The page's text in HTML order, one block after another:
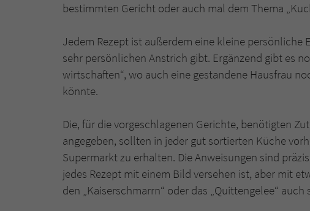
bestimmten Gericht oder auch mal dem Thema
Jedem Rezept ist außerdem eine kleine
sehr persönlichen Anstrich gibt. Ergänzend gibt es
wirtschaften“, wo auch eine gestandene Hausfrau
könnte.
Die, für die vorgeschlagenen Gerichte, benötigten
angegeben, sollten in jeder gut sortierten Küche
Supermarkt zu erhalten. Die Anweisungen sind
jedes Rezept mit einem Bild versehen ist, aber mit
den „Kaiserschmarrn“ oder das „Quittengelee“ auch